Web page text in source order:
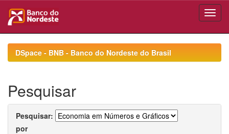
navigationDSpace - BNB - Banco do Nordeste do Brasil
Pesquisar
Pesquisar:
por